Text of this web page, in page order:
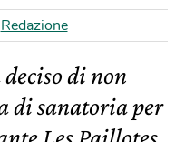
Redazione
di non
di sanatoria per